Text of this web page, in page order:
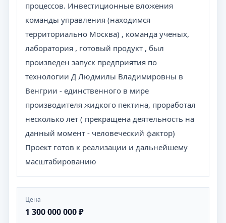
процессов. Инвестиционные вложения
команды управления (находимся
территориально Москва) , команда ученых,
лаборатория , готовый продукт , был
произведен запуск предприятия по
технологии Д Людмилы Владимировны в
Венгрии - единственного в мире
производителя жидкого пектина, проработал
несколько лет ( прекращена деятельность на
данный момент - человеческий фактор)
Проект готов к реализации и дальнейшему
масштабированию
Цена
1 300 000 000 ₽